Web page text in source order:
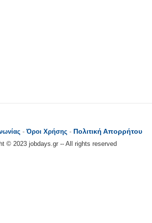
-Όροι Χρήσης - Πολιτική Απορρήτου
© 2023 jobdays.gr -- All rights reserved